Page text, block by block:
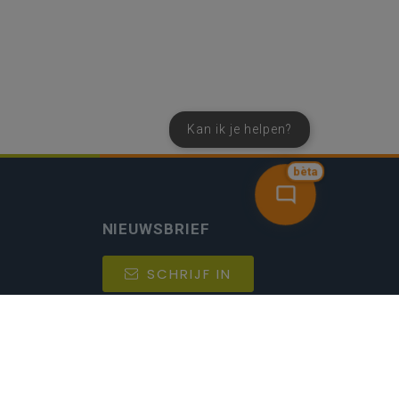
bèta
Kan ik je helpen?
NIEUWSBRIEF
SCHRIJF IN